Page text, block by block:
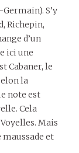
S’y
Richepin,
d’un
ici une
Cabaner, le
la
note est
Cela
Mais
et